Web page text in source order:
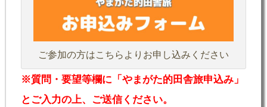
ご参加の方はこちらよりお申し込みください
※質問・要望等欄に「やまがた的田舎旅申込み」
とご入力の上、ご送信ください。